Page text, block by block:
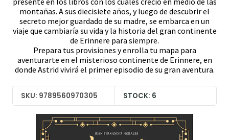
montañas. A sus diecisiete años, y luego de descubrir el
secreto mejor guardado de su madre, se embarca en un
viaje que cambiaría su vida y la historia del gran continente
de Erinnere para siempre.
Prepara tus provisiones y enrolla tu mapa para
aventurarte en el misterioso continente de Erinnere, en
donde Astrid vivirá el primer episodio de su gran aventura.
SKU: 9789560970305 STOCK: 6